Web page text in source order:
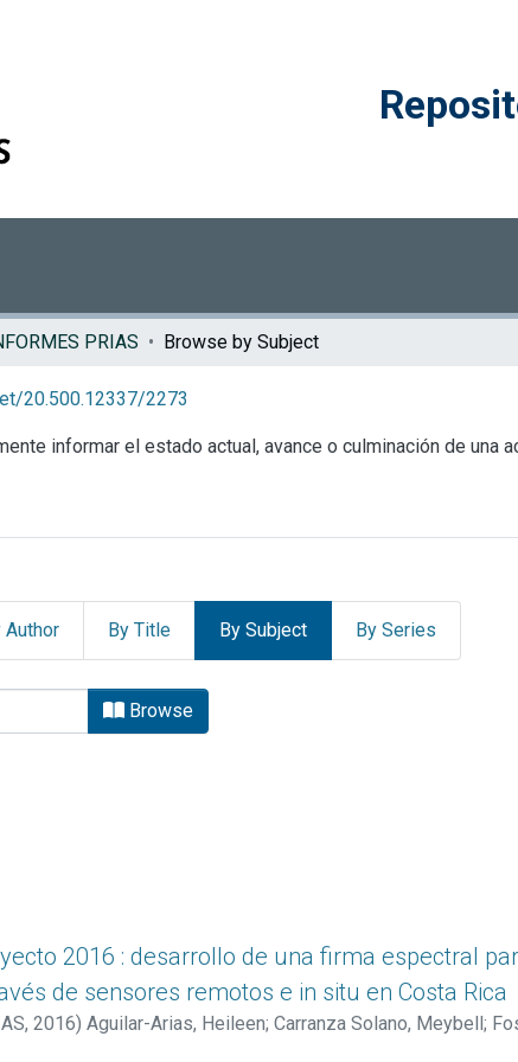
PRIAS Browse by Subject
20.500.12337/2273
informar el estado actual, avance o culminación de una
Author By Title By Subject By Series
by Subject "MONITOREO
Browse
2016 : desarrollo de una firma espectral
de sensores remotos e in situ en Costa Rica
, 2016) Aguilar-Arias, Heileen; Carranza Solano, Meybell;